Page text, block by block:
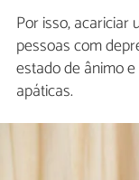
Por isso,
pessoas com
estado de ânimo
apáticas.